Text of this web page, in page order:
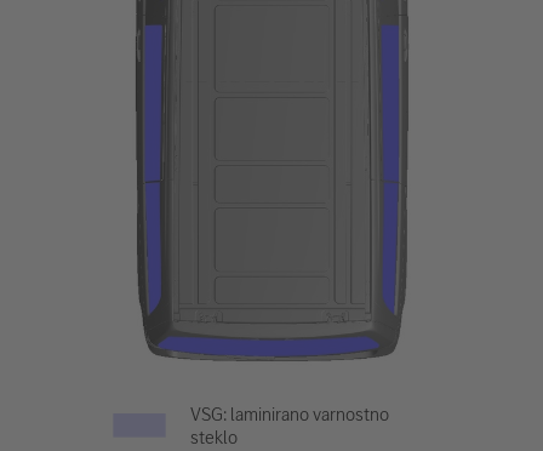
VSG: laminirano varnostno
steklo